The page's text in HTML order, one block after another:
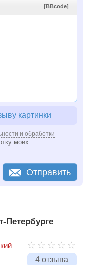
[BBcode]
картинки
и обработки
моих
Отправить
4 отзыва